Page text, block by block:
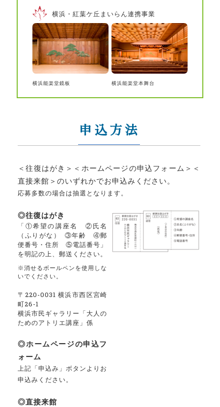
横浜・紅葉ケ丘まいらん連携事業
横浜能楽堂鏡板 横浜能楽堂本舞台
申込方法
＜往復はがき ＞＜ ホームページの申込フォーム ＞＜
直接来館 ＞のいずれかでお申込みください。
応募多数の場合は抽選となります。
◎往復はがき
「①希望の講座名 ②氏名
（ふりがな） ③年齢 ④郵
便番号・住所 ⑤電話番号」
を明記の上、郵送ください。
※消せるボールペンを使用しな
いでください。
〒220-0031 横浜市西区宮崎
町26-1
横浜市民ギャラリー「大人の
ためのアトリエ講座」係
◎ホームページの申込フ
ォーム
上記「申込み」ボタンよりお
申込みください。
◎直接来館